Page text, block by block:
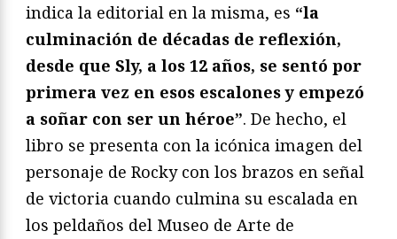
indica la editorial en la misma, es “la
culminación de décadas de reflexión,
desde que Sly, a los 12 años, se sentó por
primera vez en esos escalones y empezó
a soñar con ser un héroe”. De hecho, el
libro se presenta con la icónica imagen del
personaje de Rocky con los brazos en señal
de victoria cuando culmina su escalada en
los peldaños del Museo de Arte de